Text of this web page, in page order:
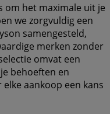
om het maximale uit je
we zorgvuldig een
samengesteld,
merken zonder
omvat een
behoeften en
aankoop een kans